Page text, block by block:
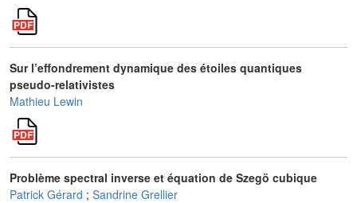
Sur l’effondrement dynamique des étoiles quantiques
pseudo-relativistes
Mathieu Lewin
Problème spectral inverse et équation de Szegö cubique
Patrick Gérard ; Sandrine Grellier